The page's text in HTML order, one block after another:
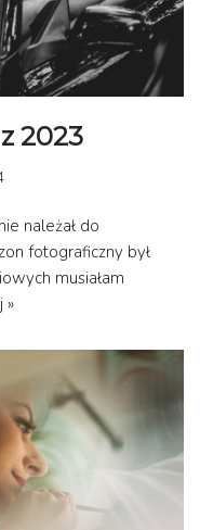
2023
należał do
fotograficzny był
musiałam
»